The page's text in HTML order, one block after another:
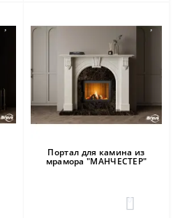
Портал для камина из
мрамора "МАНЧЕСТЕР"
0